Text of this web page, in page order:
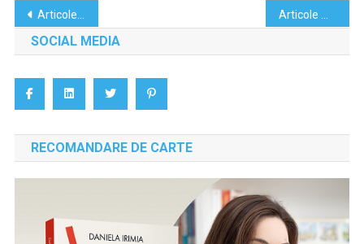
Navigare
în
articole
Articole mai vechi Articole mai noi
SOCIAL MEDIA
RECOMANDARE DE CARTE